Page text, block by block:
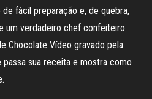
fácil preparação e, de quebra,
um verdadeiro chef confeiteiro.
Chocolate Vídeo gravado pela
passa sua receita e mostra como